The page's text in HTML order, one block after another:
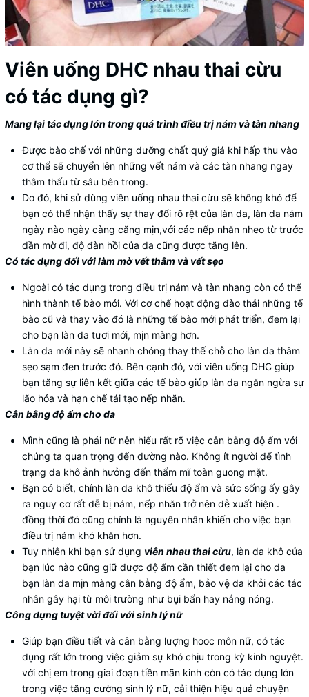
Viên uống DHC nhau thai cừu
có tác dụng gì?
Mang lại tác dụng lớn trong quá trình điều trị nám và tàn nhang
Được bào chế với những dưỡng chất quý giá khi hấp thu vào
cơ thể sẽ chuyển lên những vết nám và các tàn nhang ngay
thâm thấu từ sâu bên trong.
Do đó, khi sử dùng viên uống nhau thai cừu sẽ không khó để
bạn có thể nhận thấy sự thay đổi rõ rệt của làn da, làn da nám
ngày nào ngày càng căng mịn,với các nếp nhăn nheo từ trước
dần mờ đi, độ đàn hồi của da cũng được tăng lên.
Có tác dụng đối với làm mờ vết thâm và vết sẹo
Ngoài có tác dụng trong điều trị nám và tàn nhang còn có thể
hình thành tế bào mới. Với cơ chế hoạt động đào thải những tế
bào cũ và thay vào đó là những tế bào mới phát triển, đem lại
cho bạn làn da tươi mới, mịn màng hơn.
Làn da mới này sẽ nhanh chóng thay thế chỗ cho làn da thâm
sẹo sạm đen trước đó. Bên cạnh đó, với viên uống DHC giúp
bạn tăng sự liên kết giữa các tế bào giúp làn da ngăn ngừa sự
lão hóa và hạn chế tái tạo nếp nhăn.
Cân bằng độ ẩm cho da
Mình cũng là phái nữ nên hiểu rất rõ việc cân bằng độ ẩm với
chúng ta quan trọng đến dường nào. Không ít người để tình
trạng da khô ảnh hưởng đến thẩm mĩ toàn guong mặt.
Bạn có biết, chính làn da khô thiếu độ ẩm và sức sống ấy gây
ra nguy cơ rất dễ bị nám, nếp nhăn trở nên dễ xuất hiện .
đồng thời đó cũng chính là nguyên nhân khiến cho việc bạn
điều trị nám khó khăn hơn.
Tuy nhiên khi bạn sử dụng viên nhau thai cừu, làn da khô của
bạn lúc nào cũng giữ được độ ẩm cần thiết đem lại cho da
bạn làn da mịn màng cân bằng độ ẩm, bảo vệ da khỏi các tác
nhân gây hại từ môi trường như bụi bẩn hay nắng nóng.
Công dụng tuyệt vời đối với sinh lý nữ
Giúp bạn điều tiết và cân bằng lượng hooc môn nữ, có tác
dụng rất lớn trong việc giảm sự khó chịu trong kỳ kinh nguyệt.
với chị em trong giai đoạn tiền mãn kinh còn có tác dụng lớn
trong việc tăng cường sinh lý nữ, cải thiện hiệu quả chuyện